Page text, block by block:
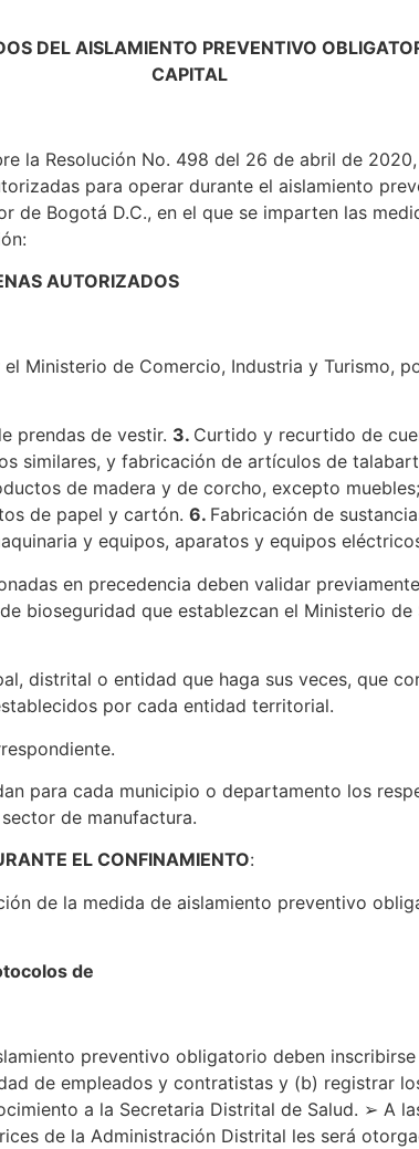
DEL AISLAMIENTO PREVENTIVO
CAPITAL
la Resolución No. 498 del 26 de abril de
para operar durante el aislamiento
de Bogotá D.C., en el que se imparten las
AUTORIZADOS
Ministerio de Comercio, Industria y Turismo,
prendas de vestir. 3. Curtido y recurtido de
similares, y fabricación de artículos de
de madera y de corcho, excepto
de papel y cartón. 6. Fabricación de
y equipos, aparatos y equipos
en precedencia deben validar
bioseguridad que establezcan el Ministerio
distrital o entidad que haga sus veces, que
por cada entidad territorial.
para cada municipio o departamento los
de manufactura.
EL CONFINAMIENTO:
de la medida de aislamiento preventivo
de
preventivo obligatorio deben
de empleados y contratistas y (b) registrar
a la Secretaria Distrital de Salud. ➢ A
de la Administración Distrital les será